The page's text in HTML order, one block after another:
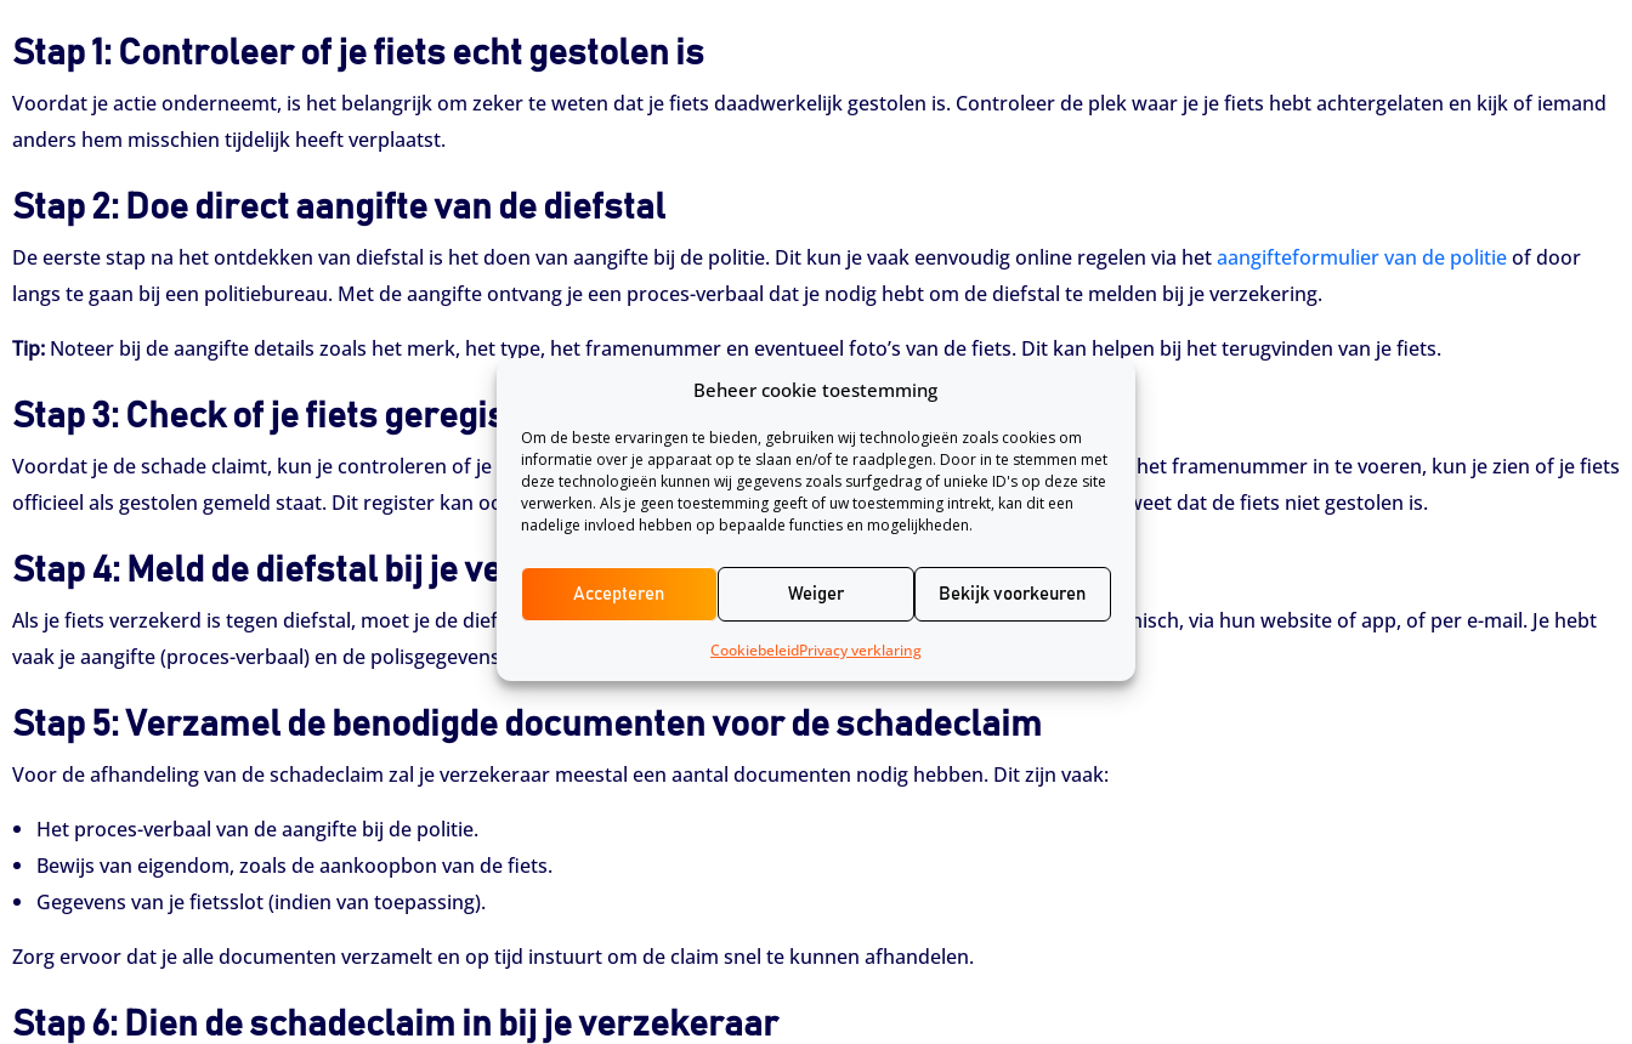
Beheer cookie toestemming
Om de beste ervaringen te bieden, gebruiken wij technologieën zoals cookies om
informatie over je apparaat op te slaan en/of te raadplegen. Door in te stemmen met
deze technologieën kunnen wij gegevens zoals surfgedrag of unieke ID's op deze site
verwerken. Als je geen toestemming geeft of uw toestemming intrekt, kan dit een
nadelige invloed hebben op bepaalde functies en mogelijkheden.
Accepteren Weiger Bekijk voorkeuren
CookiebeleidPrivacy verklaring
Stap 1: Controleer of je fiets echt gestolen is
Voordat je actie onderneemt, is het belangrijk om zeker te weten dat je fiets daadwerkelijk gestolen is. Controleer de plek waar je je fiets hebt achtergelaten en kijk of iemand
anders hem misschien tijdelijk heeft verplaatst.
Stap 2: Doe direct aangifte van de diefstal
De eerste stap na het ontdekken van diefstal is het doen van aangifte bij de politie. Dit kun je vaak eenvoudig online regelen via hetaangifteformulier van de politieof door
langs te gaan bij een politiebureau. Met de aangifte ontvang je een proces-verbaal dat je nodig hebt om de diefstal te melden bij je verzekering.
Tip: Noteer bij de aangifte details zoals het merk, het type, het framenummer en eventueel foto’s van de fiets. Dit kan helpen bij het terugvinden van je fiets.
Stap 3: Check of je fiets geregistreerd staat als gestolen
Voordat je de schade claimt, kun je controleren of je fiets geregistreerd staat in hetfietsdiefstalregister van de RDW. Door het framenummer in te voeren, kun je zien of je fiets
officieel als gestolen gemeld staat. Dit register kan ook handig zijn als je een tweedehands fiets wilt kopen, zodat je zeker weet dat de fiets niet gestolen is.
Stap 4: Meld de diefstal bij je verzekering
Als je fiets verzekerd is tegen diefstal, moet je de diefstal zo snel mogelijk melden bij je verzekeraar. Dit kan meestal telefonisch, via hun website of app, of per e-mail. Je hebt
vaak je aangifte (proces-verbaal) en de polisgegevens van je verzekering nodig om de melding te maken.
Stap 5: Verzamel de benodigde documenten voor de schadeclaim
Voor de afhandeling van de schadeclaim zal je verzekeraar meestal een aantal documenten nodig hebben. Dit zijn vaak:
Het proces-verbaal van de aangifte bij de politie.
Bewijs van eigendom, zoals de aankoopbon van de fiets.
Gegevens van je fietsslot (indien van toepassing).
Zorg ervoor dat je alle documenten verzamelt en op tijd instuurt om de claim snel te kunnen afhandelen.
Stap 6: Dien de schadeclaim in bij je verzekeraar